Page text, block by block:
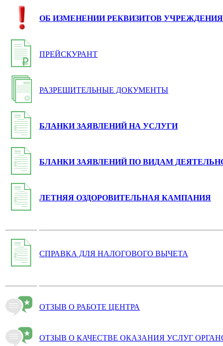
ОБ ИЗМЕНЕНИИ РЕКВИЗИТОВ УЧРЕЖДЕНИЯ
ПРЕЙСКУРАНТ
РАЗРЕШИТЕЛЬНЫЕ ДОКУМЕНТЫ
БЛАНКИ ЗАЯВЛЕНИЙ НА УСЛУГИ
БЛАНКИ ЗАЯВЛЕНИЙ ПО ВИДАМ
ЛЕТНЯЯ ОЗДОРОВИТЕЛЬНАЯ КАМПАНИЯ
СПРАВКА ДЛЯ НАЛОГОВОГО ВЫЧЕТА
ОТЗЫВ О РАБОТЕ ЦЕНТРА
ОТЗЫВ О КАЧЕСТВЕ ОКАЗАНИЯ УСЛУГ